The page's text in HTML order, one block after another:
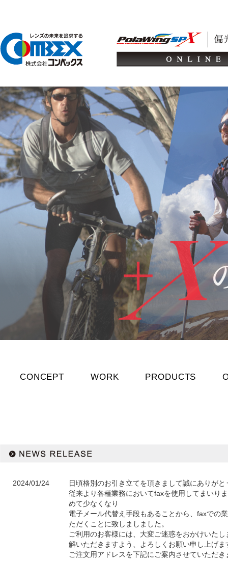
CONCEPT WORK PRODUCTS
2024/01/24
日頃格別のお引き立てを頂きまして誠にありが
従来より各種業務においてfaxを使用してまいり
めて少なくなり
電子メール代替え手段もあることから、faxでの
ただくことに致しましました。
ご利用のお客様には、大変ご迷惑をおかけいた
解いただきますよう、よろしくお願い申し上げま
ご注文用アドレスを下記にご案内させていただき